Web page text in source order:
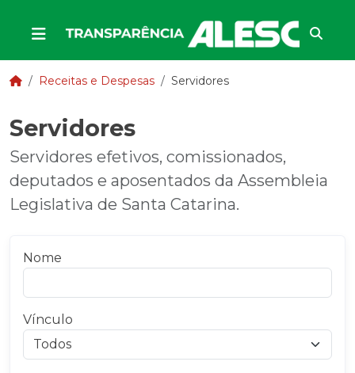
Receitas e Despesas Servidores
Servidores
Servidores efetivos, comissionados,
deputados e aposentados da Assembleia
Legislativa de Santa Catarina.
Nome
Vínculo